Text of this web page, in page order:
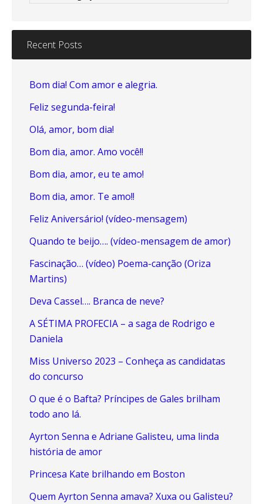
Recent Posts
Bom dia! Com amor e alegria.
Feliz segunda-feira!
Olá, amor, bom dia!
Bom dia, amor. Amo você!!
Bom dia, amor, eu te amo!
Bom dia, amor. Te amo!!
Feliz Aniversário! (vídeo-mensagem)
Quando te beijo…. (vídeo-mensagem de amor)
Fascinação… (vídeo) Poema-canção (Oriza
Martins)
Deva Cassel…. Branca de neve?
A SÉTIMA PROFECIA – a saga de Rodrigo e
Daniela
Miss Universo 2023 – Conheça as candidatas
do concurso
O que é o Bafta? Príncipes de Gales brilham
todo ano lá.
Ayrton Senna e Adriane Galisteu, uma linda
história de amor
Princesa Kate brilhando em Boston
Quem Ayrton Senna amava? Xuxa ou Galisteu?